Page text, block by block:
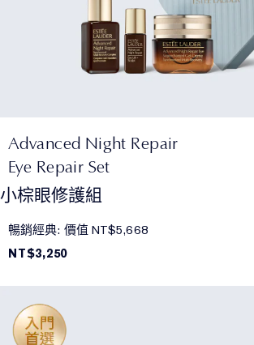
Advanced Night Repair
Eye Repair Set
小棕眼修護組
暢銷經典: 價值 NT$5,668
NT$3,250